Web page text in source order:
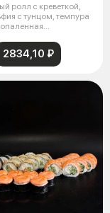
ролл с креветкой,
с тунцом, темпура
опаленная
2834,10 ₽